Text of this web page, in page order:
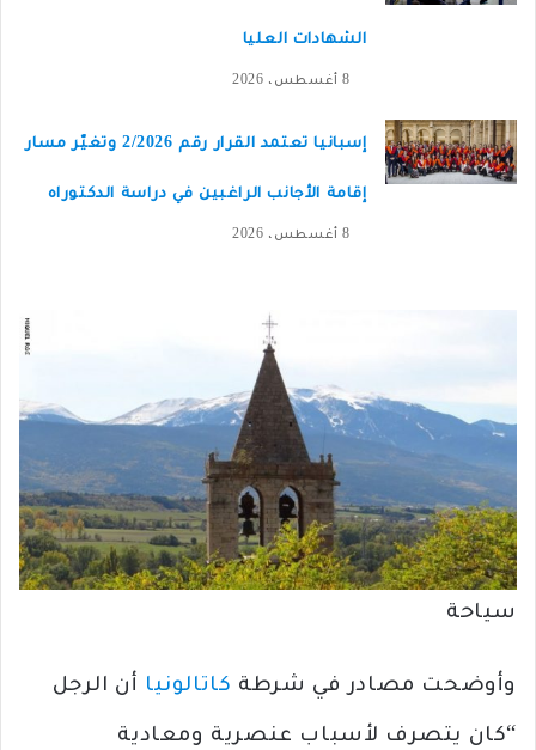
الشهادات العليا
8 أغسطس، 2026
إسبانيا تعتمد القرار رقم 2/2026 وتغيّر مسار
إقامة الأجانب الراغبين في دراسة الدكتوراه
8 أغسطس، 2026
سياحة
وأوضحت مصادر في شرطة كاتالونيا أن الرجل
“كان يتصرف لأسباب عنصرية ومعادية